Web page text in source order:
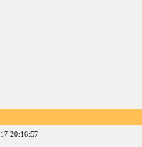
20:16:57